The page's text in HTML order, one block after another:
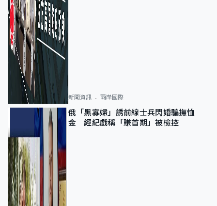
新聞資訊 兩岸國際
俄「黑寡婦」誘前線士兵閃婚騙撫恤
金 經紀戲稱「賺首期」被檢控